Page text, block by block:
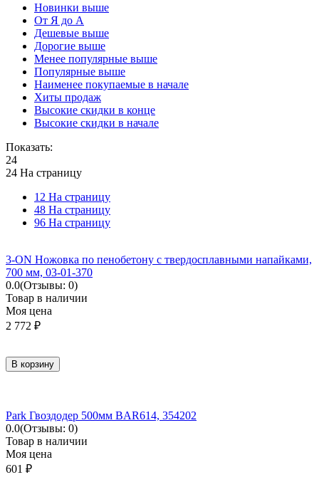
Новинки выше
От Я до А
Дешевые выше
Дорогие выше
Менее популярные выше
Популярные выше
Наименее покупаемые в начале
Хиты продаж
Высокие скидки в конце
Высокие скидки в начале
Показать:
24
24 На страницу
12 На страницу
48 На страницу
96 На страницу
3-ON Ножовка по пенобетону с твердосплавными напайками,
700 мм, 03-01-370
0.0(Отзывы: 0)
Товар в наличии
Моя цена
2 772 ₽
В корзину
Park Гвоздодер 500мм BAR614, 354202
0.0(Отзывы: 0)
Товар в наличии
Моя цена
601 ₽